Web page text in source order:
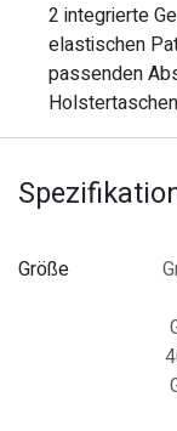
2 integrierte
elastischen
passenden
Größe